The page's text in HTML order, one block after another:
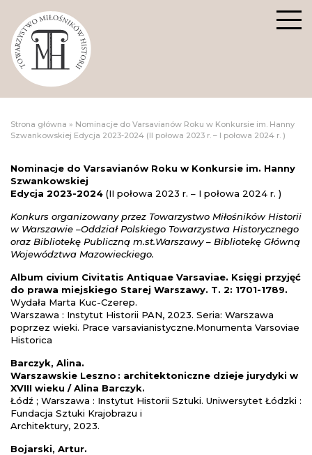
Strona główna » Nominacje do Varsavianów Roku w Konkursie im. Hanny
Szwankowskiej Edycja 2023-2024 (II połowa 2023 r. – I połowa 2024 r. )
Nominacje do Varsavianów Roku w Konkursie im. Hanny
Szwankowskiej
Edycja 2023-2024 (II połowa 2023 r. – I połowa 2024 r. )
Konkurs organizowany przez Towarzystwo Miłośników Historii
w Warszawie –Oddział Polskiego Towarzystwa Historycznego
oraz Bibliotekę Publiczną m.st.Warszawy – Bibliotekę Główną
Województwa Mazowieckiego.
Album civium Civitatis Antiquae Varsaviae. Księgi przyjęć
do prawa miejskiego Starej Warszawy. T. 2: 1701-1789.
Wydała Marta Kuc-Czerep.
Warszawa : Instytut Historii PAN, 2023. Seria: Warszawa
poprzez wieki. Prace varsavianistyczne.Monumenta Varsoviae
Historica
Barczyk, Alina.
Warszawskie Leszno : architektoniczne dzieje jurydyki w
XVIII wieku / Alina Barczyk.
Łódź ; Warszawa : Instytut Historii Sztuki. Uniwersytet Łódzki :
Fundacja Sztuki Krajobrazu i
Architektury, 2023.
Bojarski, Artur.